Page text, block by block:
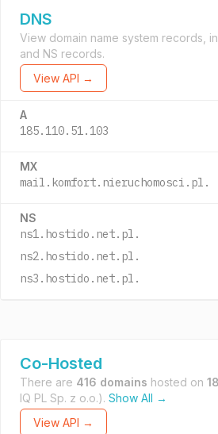
DNS
View domain name system records,
and NS records.
View API →
A
185.110.51.103
MX
mail.komfort.nieruchomosci.pl.
NS
ns1.hostido.net.pl.
ns2.hostido.net.pl.
ns3.hostido.net.pl.
Co-Hosted
There are 416 domains hosted on
IQ PL Sp. z o.o.). Show All →
View API →